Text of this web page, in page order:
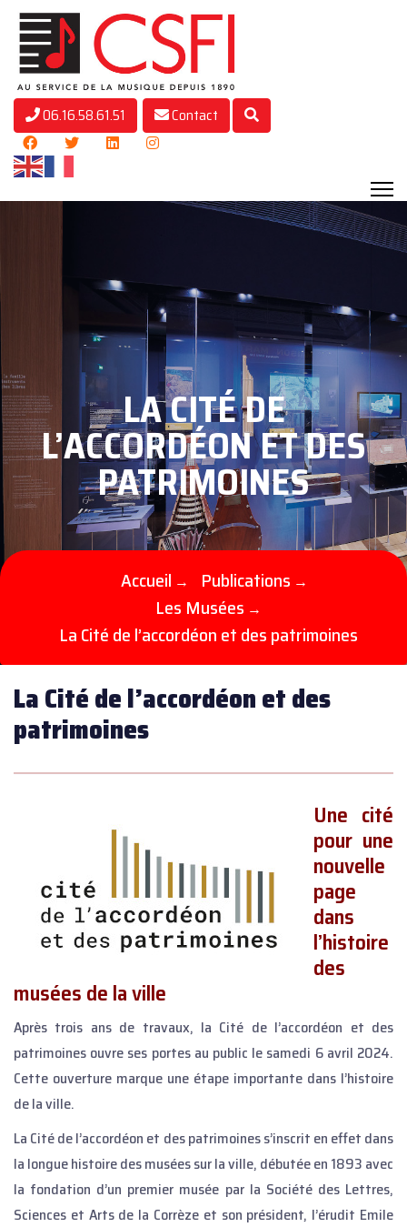
06.16.58.61.51 Contact
LA CITÉ DE
L’ACCORDÉON ET DES
PATRIMOINES
Accueil → Publications →
Les Musées →
La Cité de l’accordéon et des patrimoines
La Cité de l’accordéon et des
patrimoines
Une cité
pour une
nouvelle
page
dans
l’histoire
des
musées de la ville
Après trois ans de travaux, la Cité de l’accordéon et des
patrimoines ouvre ses portes au public le samedi 6 avril 2024.
Cette ouverture marque une étape importante dans l’histoire
de la ville.
La Cité de l’accordéon et des patrimoines s’inscrit en effet dans
la longue histoire des musées sur la ville, débutée en 1893 avec
la fondation d’un premier musée par la Société des Lettres,
Sciences et Arts de la Corrèze et son président, l’érudit Emile